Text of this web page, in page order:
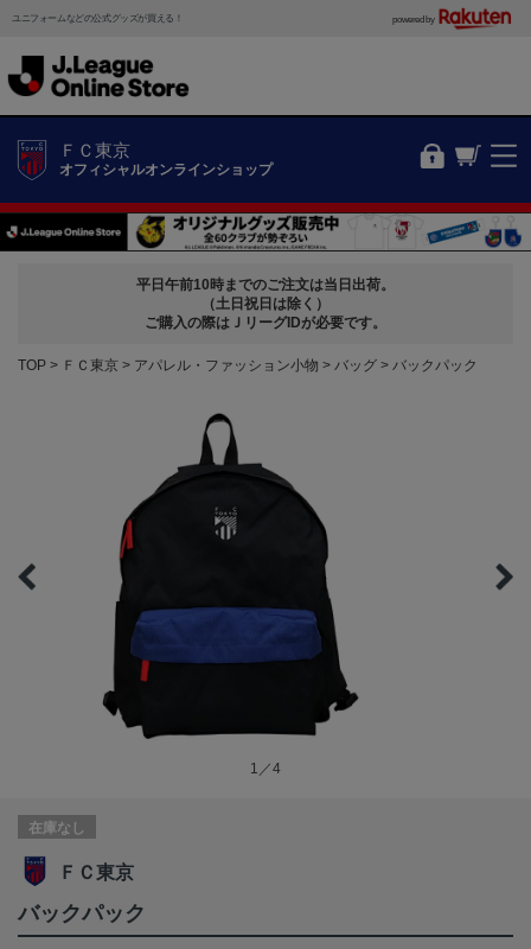
ユニフォームなどの公式グッズが買える！ powered by
ＦＣ東京
オフィシャルオンラインショップ
平日午前10時までのご注文は当日出荷。
（土日祝日は除く）
ご購入の際はＪリーグIDが必要です。
TOP ＦＣ東京 アパレル・ファッション小物 バッグ バックパック
1／4
在庫なし
ＦＣ東京
バックパック